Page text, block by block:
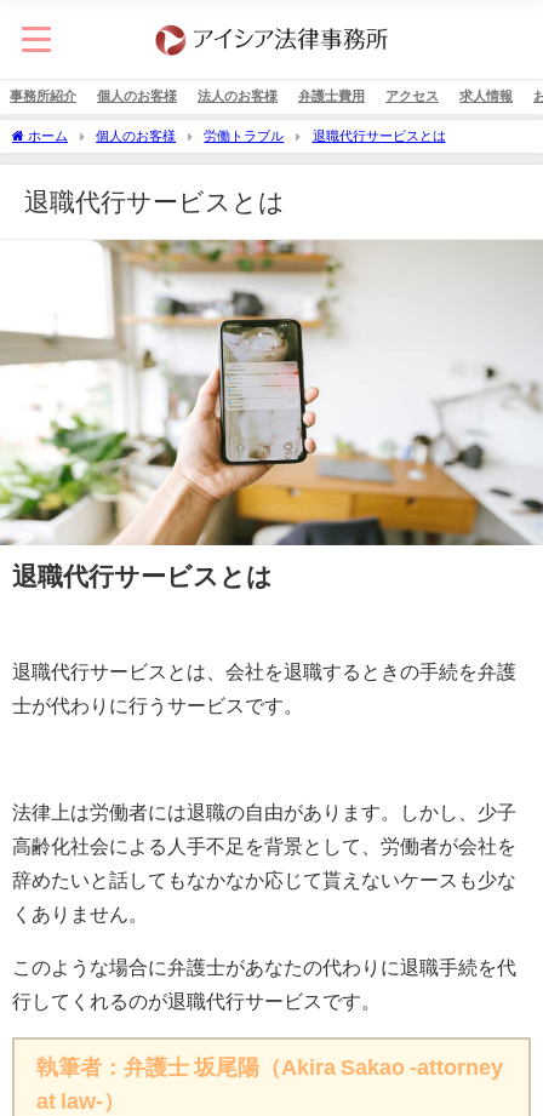
事務所紹介 個人のお客様 法人のお客様 弁護士費用 アクセス 求人情報
ホーム 個人のお客様 労働トラブル 退職代行サービスとは
退職代行サービスとは
退職代行サービスとは
退職代行サービスとは、会社を退職するときの手続を弁護
士が代わりに行うサービスです。
法律上は労働者には退職の自由があります。しかし、少子
高齢化社会による人手不足を背景として、労働者が会社を
辞めたいと話してもなかなか応じて貰えないケースも少な
くありません。
このような場合に弁護士があなたの代わりに退職手続を代
行してくれるのが退職代行サービスです。
執筆者：弁護士 坂尾陽（Akira Sakao -attorney
at law-）